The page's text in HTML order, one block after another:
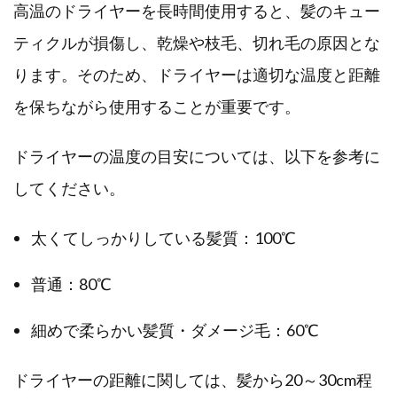
高温のドライヤーを長時間使用すると、髪のキュー
ティクルが損傷し、乾燥や枝毛、切れ毛の原因とな
ります。そのため、ドライヤーは適切な温度と距離
を保ちながら使用することが重要です。
ドライヤーの温度の目安については、以下を参考に
してください。
太くてしっかりしている髪質：100℃
普通：80℃
細めで柔らかい髪質・ダメージ毛：60℃
ドライヤーの距離に関しては、髪から20～30cm程